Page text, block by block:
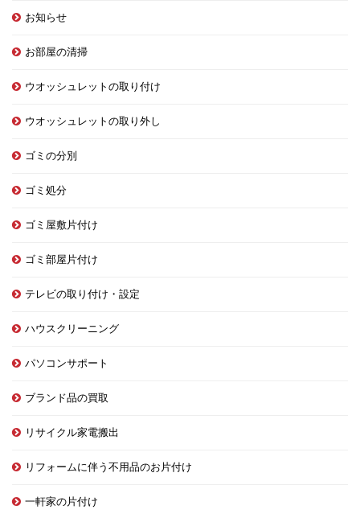
お知らせ
お部屋の清掃
ウオッシュレットの取り付け
ウオッシュレットの取り外し
ゴミの分別
ゴミ処分
ゴミ屋敷片付け
ゴミ部屋片付け
テレビの取り付け・設定
ハウスクリーニング
パソコンサポート
ブランド品の買取
リサイクル家電搬出
リフォームに伴う不用品のお片付け
一軒家の片付け